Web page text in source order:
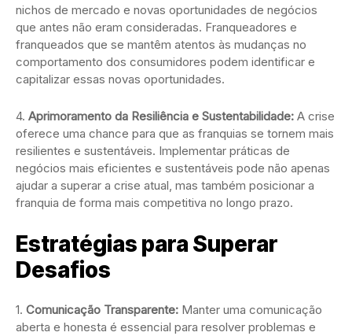
nichos de mercado e novas oportunidades de negócios
que antes não eram consideradas. Franqueadores e
franqueados que se mantêm atentos às mudanças no
comportamento dos consumidores podem identificar e
capitalizar essas novas oportunidades.
4. Aprimoramento da Resiliência e Sustentabilidade: A crise
oferece uma chance para que as franquias se tornem mais
resilientes e sustentáveis. Implementar práticas de
negócios mais eficientes e sustentáveis pode não apenas
ajudar a superar a crise atual, mas também posicionar a
franquia de forma mais competitiva no longo prazo.
Estratégias para Superar
Desafios
1. Comunicação Transparente: Manter uma comunicação
aberta e honesta é essencial para resolver problemas e